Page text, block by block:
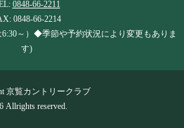
0848-66-2211
0848-66-2214
6:30～）◆季節や予約状況により変更もありま
す)
京覧カントリークラブ
Allrights reserved.